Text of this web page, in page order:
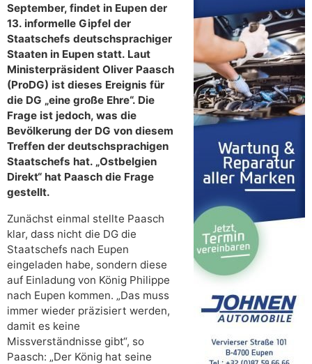
September, findet in Eupen der
13. informelle Gipfel der
Staatschefs deutschsprachiger
Staaten in Eupen statt. Laut
Ministerpräsident Oliver Paasch
(ProDG) ist dieses Ereignis für
die DG „eine große Ehre“. Die
Frage ist jedoch, was die
Bevölkerung der DG von diesem
Treffen der deutschsprachigen
Staatschefs hat. „Ostbelgien
Direkt“ hat Paasch die Frage
gestellt.
Zunächst einmal stellte Paasch
klar, dass nicht die DG die
Staatschefs nach Eupen
eingeladen habe, sondern diese
auf Einladung von König Philippe
nach Eupen kommen. „Das muss
immer wieder präzisiert werden,
damit es keine
Missverständnisse gibt“, so
Paasch: „Der König hat seine